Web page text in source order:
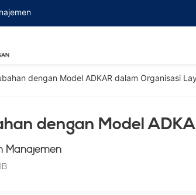
dengan Model ADKAR dalam Organisasi
dengan Model
Manajemen